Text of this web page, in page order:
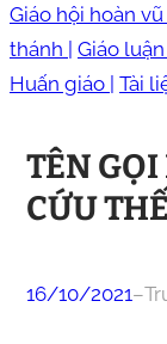
Giáo hội hoàn vũ
thánh | Giáo luận
Huấn giáo | Tài
TÊN
CỨU THẾ
16/10/2021–